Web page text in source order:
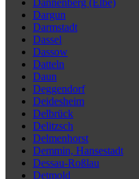
Dannenberg (Elbe)
Dargun
Darmstadt
Dassel
Dassow
Datteln
Daun
Deggendorf
Deidesheim
Delbrück
Delitzsch
Delmenhorst
Demmin, Hansestadt
Dessau-Roßlau
Detmold